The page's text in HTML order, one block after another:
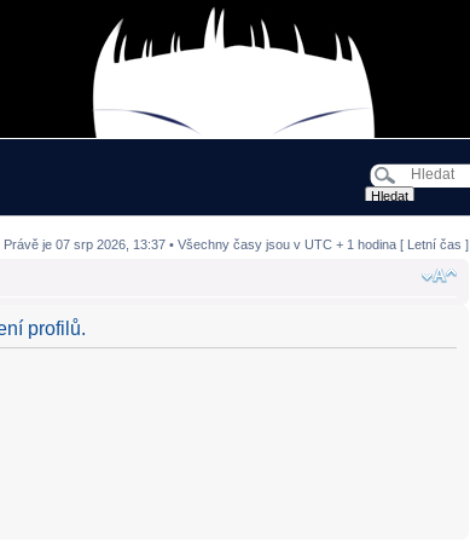
Právě je 07 srp 2026, 13:37 • Všechny časy jsou v UTC + 1 hodina [ Letní čas ]
profilů.